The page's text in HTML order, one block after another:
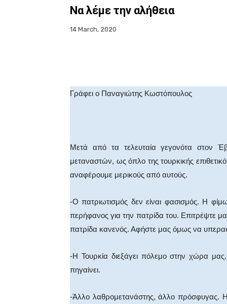
Να λέμε την αλήθεια
14 March, 2020
Γράφει ο Παναγιώτης Κωστόπουλος
Μετά από τα τελευταία γεγονότα στον
μεταναστών, ως όπλο της τουρκικής
αναφέρουμε μερικούς από αυτούς.
-Ο πατριωτισμός δεν είναι φασισμός. Η
περήφανος για την πατρίδα του. Επιτρέψτε
πατρίδα κανενός. Αφήστε μας όμως να
-Η Τουρκία διεξάγει πόλεμο στην χώρα
πηγαίνει.
-Άλλο λαθρομετανάστης, άλλο πρόσφυγας. Η